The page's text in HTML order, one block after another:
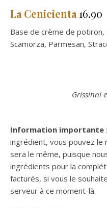
La Cenicienta 16.90
Base de crème de potiron,
Scamorza, Parmesan,
Grissinni
Information importante
ingrédient, vous pouvez
sera le même, puisque
ingrédients pour la
facturés, si vous le
serveur à ce moment-là.